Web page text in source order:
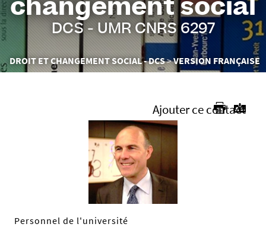
changement social
DCS - UMR CNRS 6297
Vous
êtes
DROIT ET CHANGEMENT SOCIAL - DCS VERSION FRANÇAISE
Ajouter ce contact
Personnel de l'université